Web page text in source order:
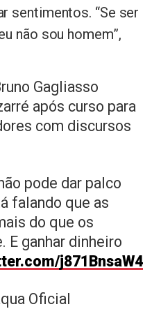
sentimentos. “Se ser
não sou homem”,
Gagliasso
após curso para
com discursos
pode dar palco
falando que as
do que os
E ganhar dinheiro
j871BnsaW4
Oficial